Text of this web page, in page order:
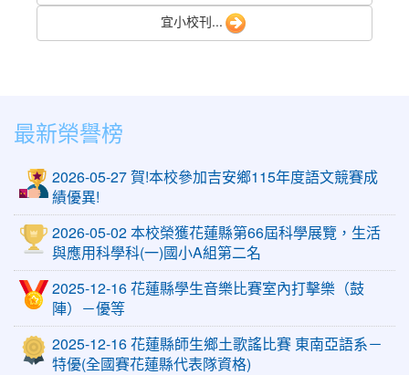
宜小校刊...
最新榮譽榜
2026-05-27 賀!本校參加吉安鄉115年度語文競賽成
績優異!
2026-05-02 本校榮獲花蓮縣第66屆科學展覽，生活
與應用科學科(一)國小A組第二名
2025-12-16 花蓮縣學生音樂比賽室內打擊樂（鼓
陣）－優等
2025-12-16 花蓮縣師生鄉土歌謠比賽 東南亞語系－
特優(全國賽花蓮縣代表隊資格)